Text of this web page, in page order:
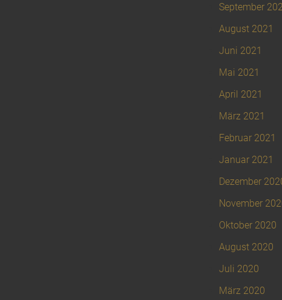
September
August 2021
Juni 2021
Mai 2021
April 2021
März 2021
Februar 2021
Januar 2021
Dezember
November
Oktober 2020
August 2020
Juli 2020
März 2020